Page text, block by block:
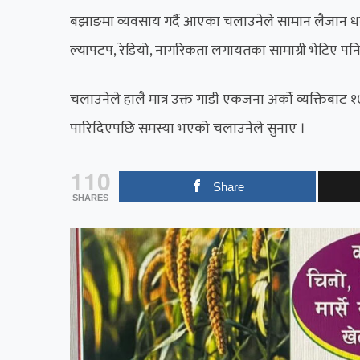
बझाङमा व्यवसाय गर्दै आएका चलाउनेले सामान लैजान
ल्यापटप, रेडियो, नागरिकता लगायतका सामाग्री
चलाउनेले हालै मात्र उक्त गाडी एकजना अर्को व्यक्तिबाट
पारिदिएपछि समस्या भएको चलाउनेले सुनाए ।
110
SHARES
Share